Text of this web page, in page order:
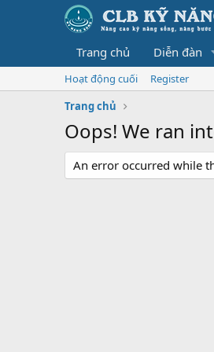
Trang chủ Diễn đàn
Hoạt động cuối
Register
Trang chủ
Oops! We ran
An error occurred while